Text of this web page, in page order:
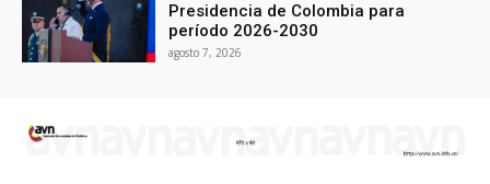
Presidencia de Colombia para
período 2026-2030
agosto 7, 2026